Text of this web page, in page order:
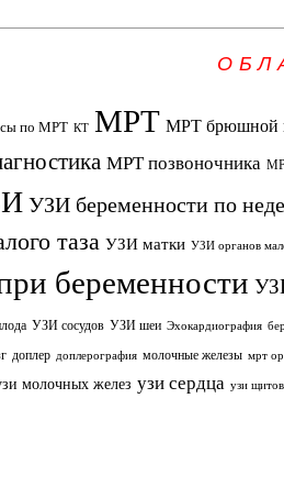
по МРТ КТ МРТ МРТ брюшной
МРТ позвоночника
УЗИ беременности по
таза УЗИ матки УЗИ органов
беременности
УЗИ сосудов УЗИ шеи Эхокардиография
доплер доплерография молочные железы мрт
молочных желез узи сердца узи